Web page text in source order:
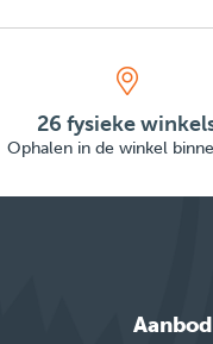
26 fysieke
Ophalen in de winkel
Aanbod